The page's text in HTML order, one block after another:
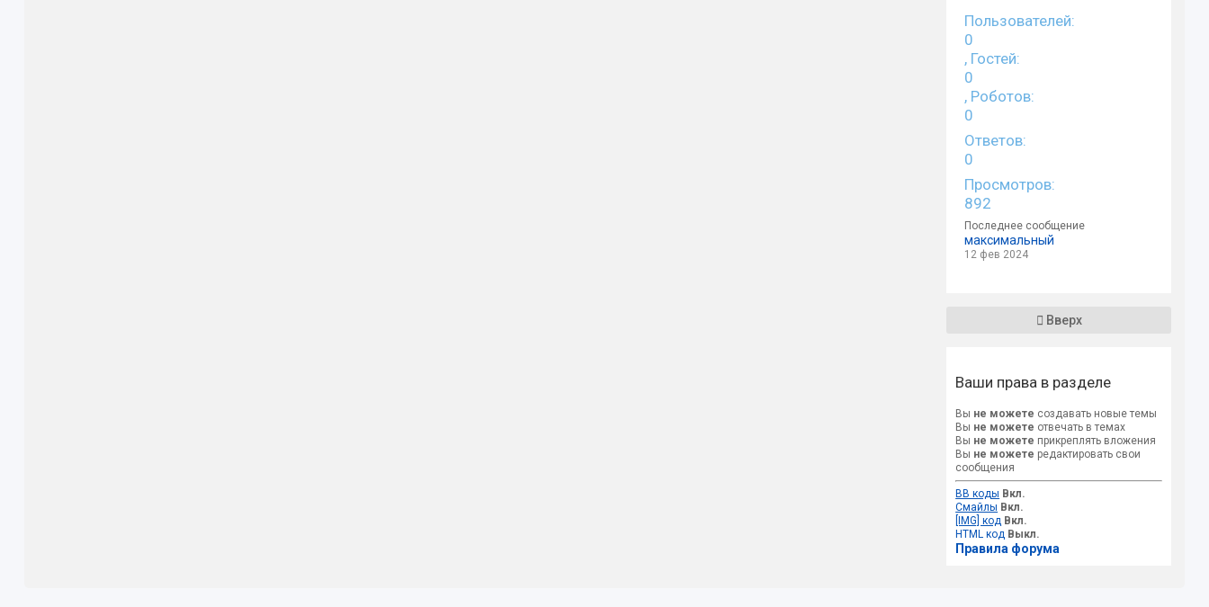
Пользователей:
0
, Гостей:
0
, Роботов:
0
Ответов:
0
Просмотров:
892
Последнее сообщение
максимальный
12 фев 2024
Вверх
Ваши права в разделе
Вы не можете создавать новые темы
Вы не можете отвечать в темах
Вы не можете прикреплять вложения
Вы не можете редактировать свои
сообщения
BB коды Вкл.
Смайлы Вкл.
[IMG] код Вкл.
HTML код Выкл.
Правила форума